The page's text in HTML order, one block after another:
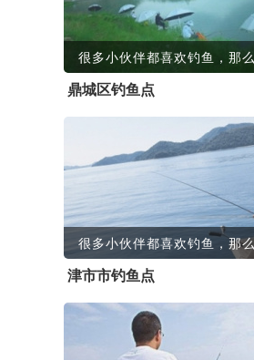
很多小伙伴都喜欢钓鱼，那
鼎城区钓鱼点
很多小伙伴都喜欢钓鱼，那
津市市钓鱼点